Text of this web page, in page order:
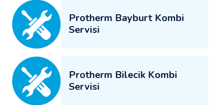
Protherm Bayburt Kombi
Servisi
Protherm Bilecik Kombi
Servisi